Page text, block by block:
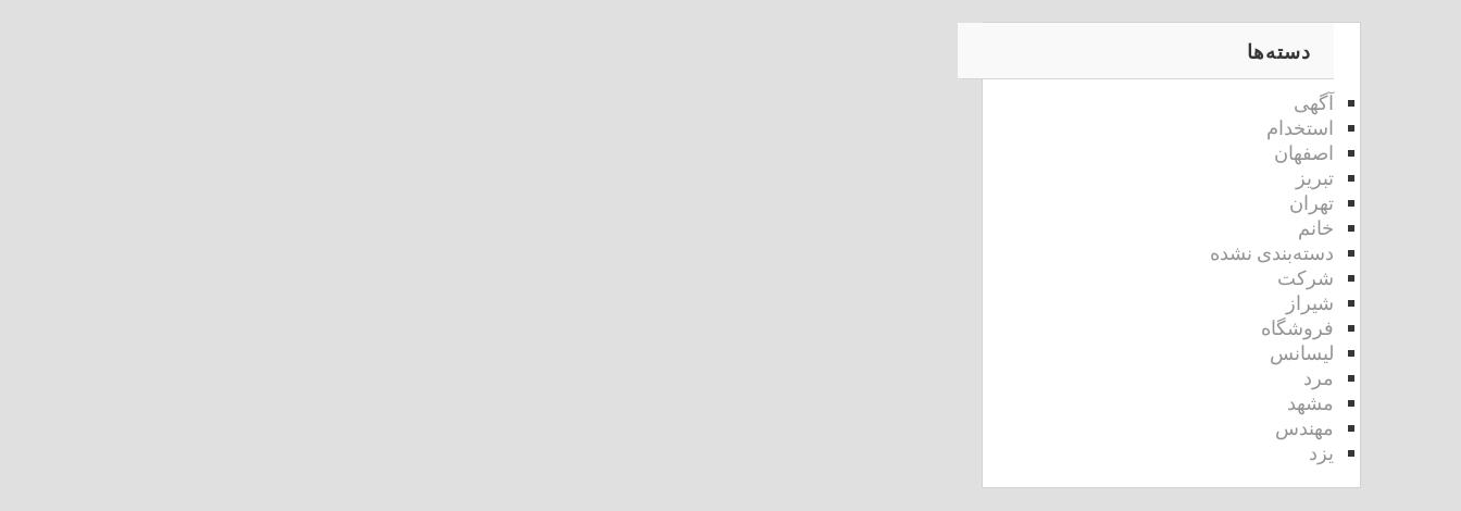
دسته‌ها
آگهی
استخدام
اصفهان
تبریز
تهران
خانم
دسته‌بندی نشده
شرکت
شیراز
فروشگاه
لیسانس
مرد
مشهد
مهندس
یزد